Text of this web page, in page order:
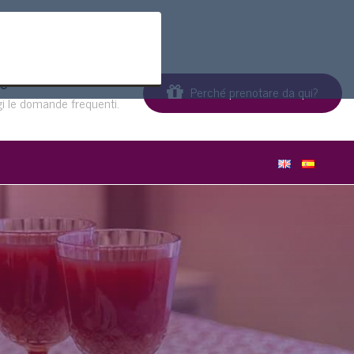
le domande frequenti.
Perché prenotare da qui?